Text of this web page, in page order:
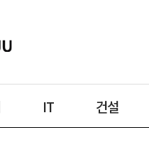
IT 건설